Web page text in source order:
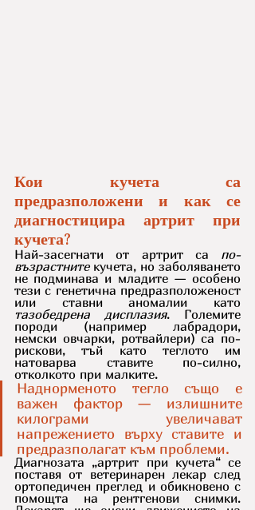
Кои кучета са
предразположени и как се
диагностицира артрит при
кучета?
Най-засегнати от артрит са по-
възрастните кучета, но заболяването
не подминава и младите — особено
тези с генетична предразположеност
тазобедрена дисплазия. Големите
породи (например лабрадори,
немски овчарки, ротвайлери) са по-
рискови, тъй като теглото им
натоварва ставите по-силно,
отколкото при малките.
Наднорменото тегло също е
важен фактор — излишните
килограми увеличават
напрежението върху ставите и
предразполагат към проблеми.
Диагнозата „артрит при кучета“ се
поставя от ветеринарен лекар след
ортопедичен преглед и обикновено с
помощта на рентгенови снимки.